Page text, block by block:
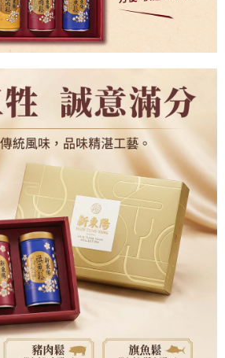
或使用他人資訊註冊。若發現惡意使用之情形，
權停止該用戶之使用額度並採取法律行動。